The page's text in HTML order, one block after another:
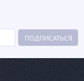
ПОДПИСАТЬСЯ